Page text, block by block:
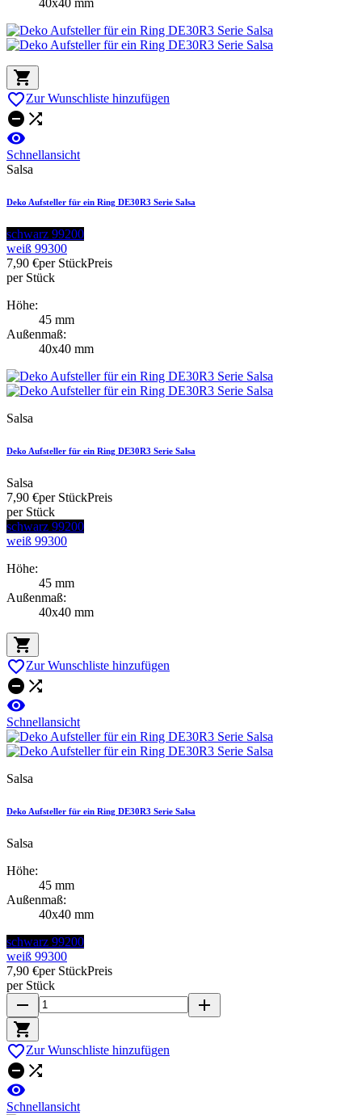
40x40 mm

Zur Wunschliste hinzufügen
 

Schnellansicht
Salsa
Deko Aufsteller für ein Ring DE30R3 Serie Salsa
schwarz 99200
weiß 99300
7,90 €per StückPreis
per Stück
Höhe:
45 mm
Außenmaß:
40x40 mm
Salsa
Deko Aufsteller für ein Ring DE30R3 Serie Salsa
Salsa
7,90 €per StückPreis
per Stück
schwarz 99200
weiß 99300
Höhe:
45 mm
Außenmaß:
40x40 mm

Zur Wunschliste hinzufügen
 

Schnellansicht
Salsa
Deko Aufsteller für ein Ring DE30R3 Serie Salsa
Salsa
Höhe:
45 mm
Außenmaß:
40x40 mm
schwarz 99200
weiß 99300
7,90 €per StückPreis
per Stück
remove
add

Zur Wunschliste hinzufügen
 

Schnellansicht